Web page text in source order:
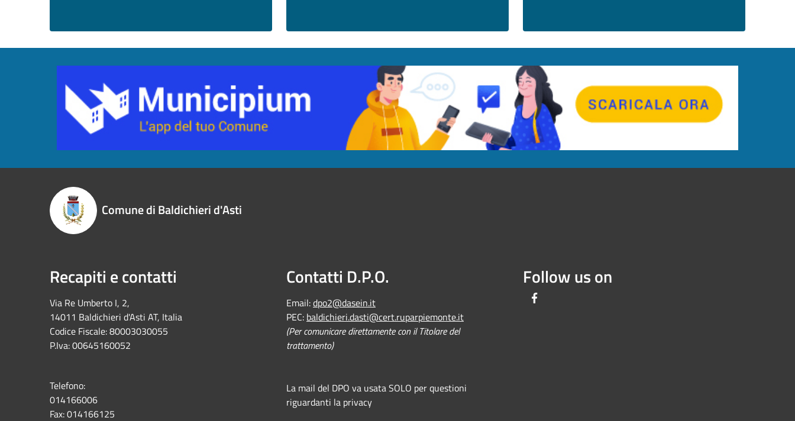
Comune di Baldichieri d'Asti
Recapiti e contatti
Via Re Umberto I, 2,
14011 Baldichieri d'Asti AT, Italia
Codice Fiscale: 80003030055
P.Iva: 00645160052
Telefono:
014166006
Fax:014166125
Contatti D.P.O.
Email:dpo2@dasein.it
PEC: baldichieri.dasti@cert.ruparpiemonte.it
(Per comunicare direttamente con il Titolare del
trattamento)
La mail del DPO va usata SOLO per questioni
riguardanti la privacy
Follow us on